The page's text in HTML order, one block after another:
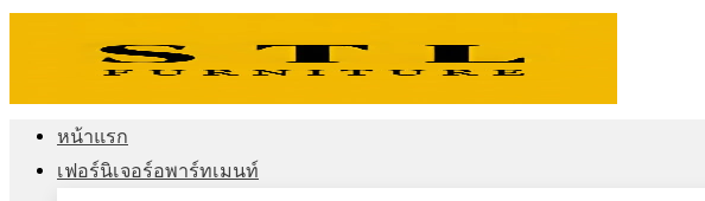
หน้าแรก
เฟอร์นิเจอร์อพาร์ทเมนท์